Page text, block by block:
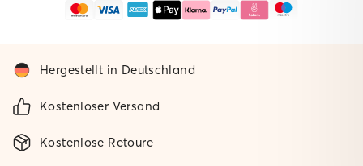
Hergestellt in Deutschland
Kostenloser Versand
Kostenlose Retoure